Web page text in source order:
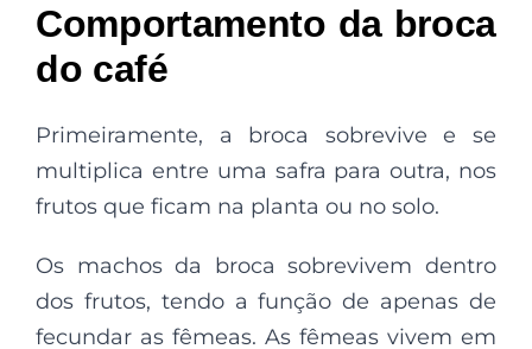
Comportamento da broca
do café
Primeiramente, a broca sobrevive e se
multiplica entre uma safra para outra, nos
frutos que ficam na planta ou no solo.
Os machos da broca sobrevivem dentro
dos frutos, tendo a função de apenas de
fecundar as fêmeas. As fêmeas vivem em